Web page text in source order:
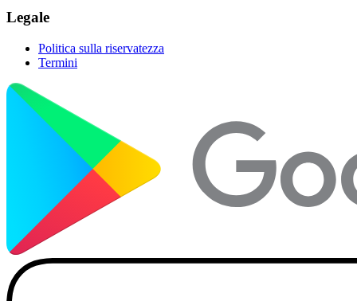
Legale
Politica sulla riservatezza
Termini